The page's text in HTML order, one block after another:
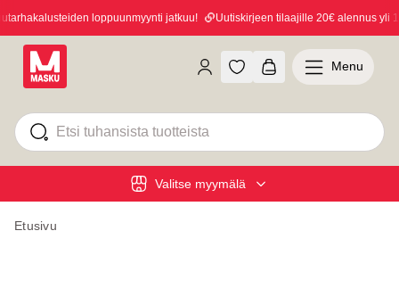
loppuunmyynti jatkuu! Uutiskirjeen tilaajille 20€ alennus yli
Valitse myymälä
Menu
Etusivu